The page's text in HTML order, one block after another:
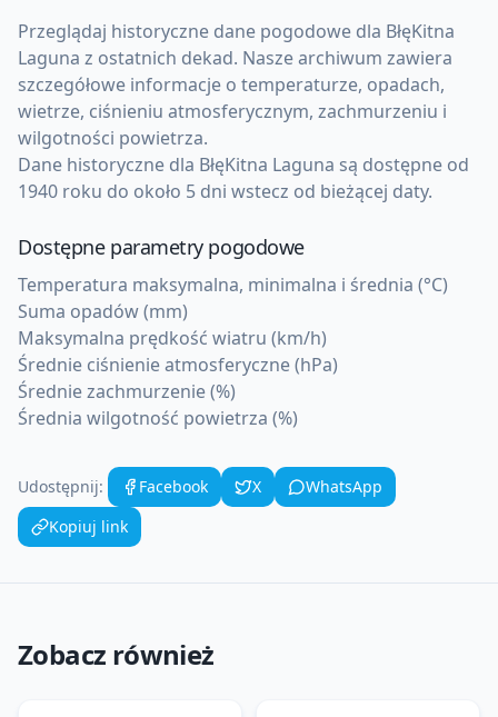
Przeglądaj historyczne dane pogodowe dla BłęKitna
Laguna z ostatnich dekad. Nasze archiwum zawiera
szczegółowe informacje o temperaturze, opadach,
wietrze, ciśnieniu atmosferycznym, zachmurzeniu i
wilgotności powietrza.
Dane historyczne dla BłęKitna Laguna są dostępne od
1940 roku do około 5 dni wstecz od bieżącej daty.
Dostępne parametry pogodowe
Temperatura maksymalna, minimalna i średnia (°C)
Suma opadów (mm)
Maksymalna prędkość wiatru (km/h)
Średnie ciśnienie atmosferyczne (hPa)
Średnie zachmurzenie (%)
Średnia wilgotność powietrza (%)
Udostępnij: Facebook X
WhatsApp
Kopiuj link
Zobacz również